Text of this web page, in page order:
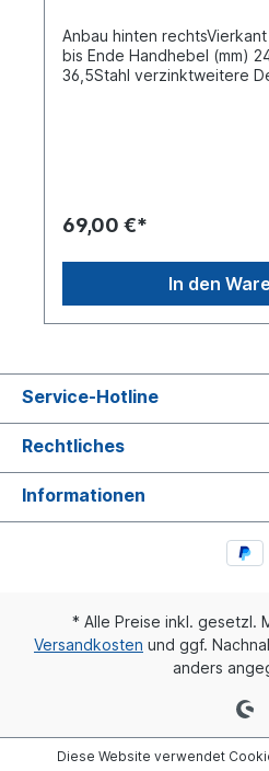
Anbau hinten
bis Ende Handhebel (mm)
36,5Stahl verzinktweitere
69,00 €*
In den
Service-Hotline
Rechtliches
Informationen
* Alle Preise inkl. gesetzl.
Versandkosten und ggf.
anders
Diese Website verwendet